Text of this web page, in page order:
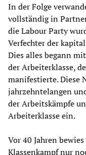
In der Folge
vollständig in
die Labour Party
Verfechter der
Dies alles begann
der Arbeiterklasse,
manifestierte. Diese
jahrzehntelangen
der Arbeitskämpfe
Arbeiterklasse ein.
Vor 40 Jahren
Klassenkampf nur